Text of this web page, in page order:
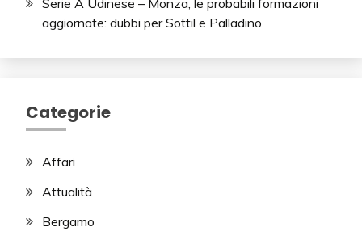
aggiornate: dubbi per Sottil e Palladino
Categorie
Affari
Attualità
Bergamo